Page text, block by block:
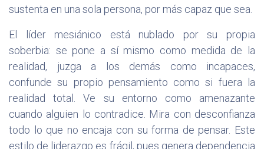
sustenta en una sola persona, por más capaz que sea.
El líder mesiánico está nublado por su propia
soberbia: se pone a sí mismo como medida de la
realidad, juzga a los demás como incapaces,
confunde su propio pensamiento como si fuera la
realidad total. Ve su entorno como amenazante
cuando alguien lo contradice. Mira con desconfianza
todo lo que no encaja con su forma de pensar. Este
estilo de liderazgo es frágil, pues genera dependencia